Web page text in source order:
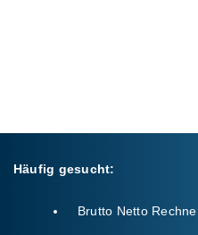
Häufig gesucht:
Brutto Netto